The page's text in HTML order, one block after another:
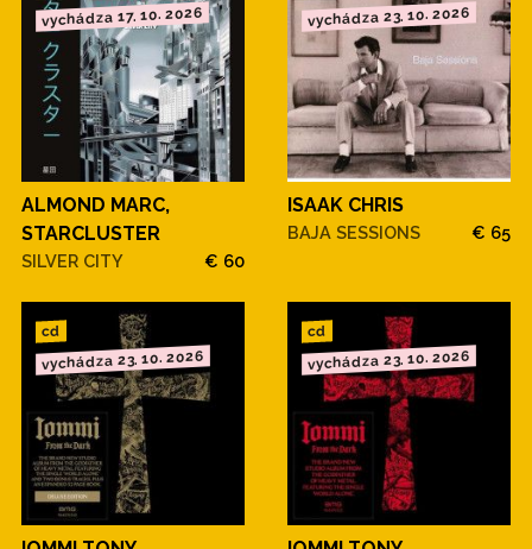
vychádza 17. 10. 2026
ALMOND MARC,
STARCLUSTER
SILVER CITY € 60
vychádza 23. 10. 2026
ISAAK CHRIS
BAJA SESSIONS € 65
cd
vychádza 23. 10. 2026
cd
vychádza 23. 10. 2026